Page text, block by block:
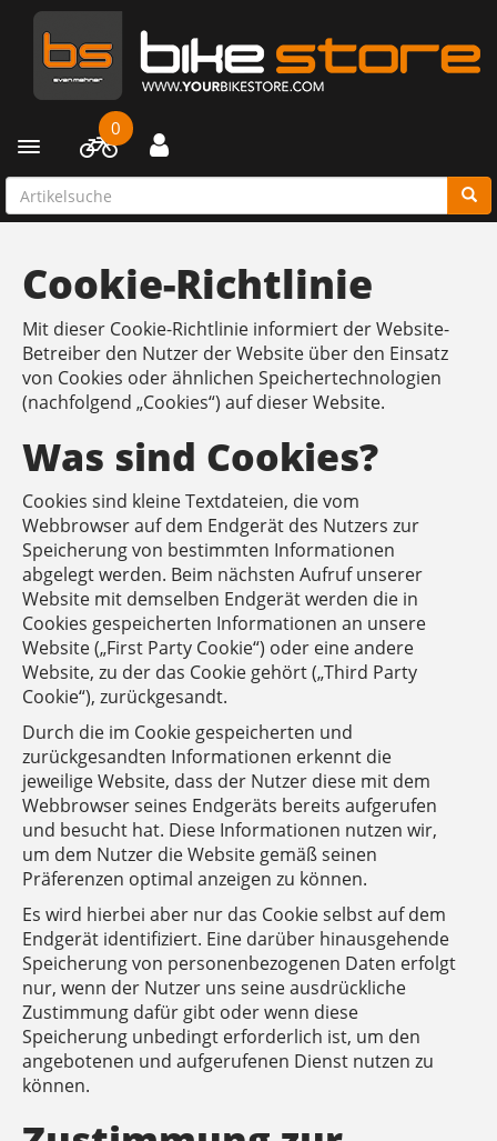
Toggle navigation
0
Cookie-Richtlinie
Mit dieser Cookie-Richtlinie informiert der Website-
Betreiber den Nutzer der Website über den Einsatz
von Cookies oder ähnlichen Speichertechnologien
(nachfolgend „Cookies“) auf dieser Website.
Was sind Cookies?
Cookies sind kleine Textdateien, die vom
Webbrowser auf dem Endgerät des Nutzers zur
Speicherung von bestimmten Informationen
abgelegt werden. Beim nächsten Aufruf unserer
Website mit demselben Endgerät werden die in
Cookies gespeicherten Informationen an unsere
Website („First Party Cookie“) oder eine andere
Website, zu der das Cookie gehört („Third Party
Cookie“), zurückgesandt.
Durch die im Cookie gespeicherten und
zurückgesandten Informationen erkennt die
jeweilige Website, dass der Nutzer diese mit dem
Webbrowser seines Endgeräts bereits aufgerufen
und besucht hat. Diese Informationen nutzen wir,
um dem Nutzer die Website gemäß seinen
Präferenzen optimal anzeigen zu können.
Es wird hierbei aber nur das Cookie selbst auf dem
Endgerät identifiziert. Eine darüber hinausgehende
Speicherung von personenbezogenen Daten erfolgt
nur, wenn der Nutzer uns seine ausdrückliche
Zustimmung dafür gibt oder wenn diese
Speicherung unbedingt erforderlich ist, um den
angebotenen und aufgerufenen Dienst nutzen zu
können.